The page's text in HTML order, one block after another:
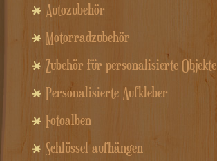
Autozubehör
Motorradzubehör
Zubehör für personalisierte Objekte
Personalisierte Aufkleber
Fotoalben
Schlüssel aufhängen